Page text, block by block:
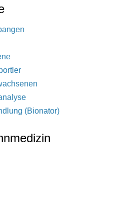
(Bionator)